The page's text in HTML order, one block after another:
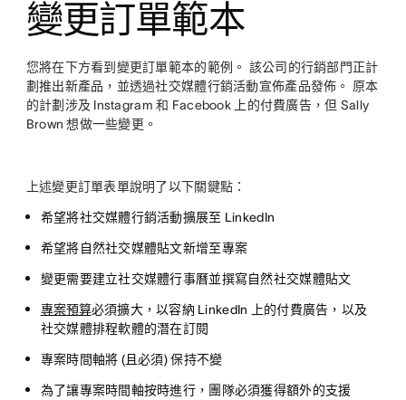
變更訂單範本
您將在下方看到變更訂單範本的範例。 該公司的行銷部門正計
劃推出新產品，並透過社交媒體行銷活動宣佈產品發佈。 原本
的計劃涉及 Instagram 和 Facebook 上的付費廣告，但 Sally
Brown 想做一些變更。
上述變更訂單表單說明了以下關鍵點：
希望將社交媒體行銷活動擴展至 LinkedIn
希望將自然社交媒體貼文新增至專案
變更需要建立社交媒體行事曆並撰寫自然社交媒體貼文
專案預算必須擴大，以容納 LinkedIn 上的付費廣告，以及
社交媒體排程軟體的潛在訂閱
專案時間軸將 (且必須) 保持不變
為了讓專案時間軸按時進行，團隊必須獲得額外的支援